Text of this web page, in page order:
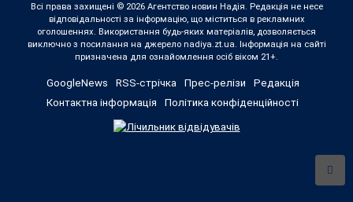
Всі права захищені © 2026 Агентство новин Надія. Редакція не несе
відповідальності за інформацію, що міститься в рекламних
оголошеннях. Використання будь-яких матеріалів, дозволяється
виключно з посилання на джерело nadiya.zt.ua. Інформація на сайті
призначена для ознайомлення осіб віком 21+.
GoogleNews RSS-стрічка Прес-релізи
Редакція
Контактна інформація
Політика конфіденційності